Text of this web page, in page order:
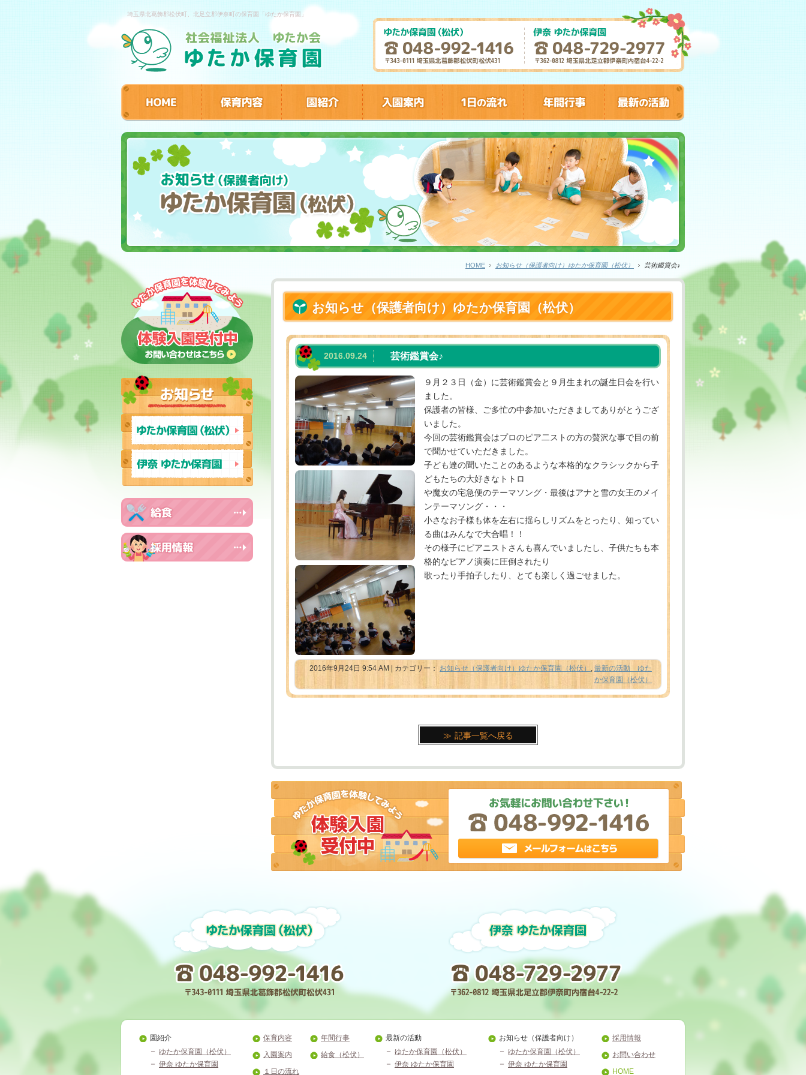
埼玉県北葛飾郡松伏町、北足立郡伊奈町の保育園「ゆたか保育園」
HOME お知らせ（保護者向け）ゆたか保育園（松伏） 芸術鑑賞会♪
お知らせ（保護者向け）ゆたか保育園（松伏）
芸術鑑賞会♪
2016.09.24
９月２３日（金）に芸術鑑賞会と９月生まれの誕生日会を行い
ました。
保護者の皆様、ご多忙の中参加いただきましてありがとうござ
いました。
今回の芸術鑑賞会はプロのピア二ストの方の贅沢な事で目の前
で聞かせていただきました。
子ども達の聞いたことのあるような本格的なクラシックから子
どもたちの大好きなトトロ
や魔女の宅急便のテーマソング・最後はアナと雪の女王のメイ
ンテーマソング・・・
小さなお子様も体を左右に揺らしリズムをとったり、知ってい
る曲はみんなで大合唱！！
その様子にピアニストさんも喜んでいましたし、子供たちも本
格的なピアノ演奏に圧倒されたり
歌ったり手拍子したり、とても楽しく過ごせました。
2016年9月24日 9:54 AM | カテゴリー： お知らせ（保護者向け）ゆたか保育園（松伏） , 最新の活動 ゆた
か保育園（松伏）
記事一覧へ戻る
園紹介
ゆたか保育園（松伏）
伊奈 ゆたか保育園
保育内容
入園案内
１日の流れ
年間行事
給食（松伏）
最新の活動
ゆたか保育園（松伏）
伊奈 ゆたか保育園
お知らせ（保護者向け）
ゆたか保育園（松伏）
伊奈 ゆたか保育園
採用情報
お問い合わせ
HOME